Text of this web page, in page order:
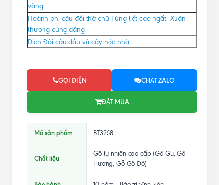
vãng
Hoành phi câu đối thờ chữ Tùng tiết cao ngất- Xuân
thương cùng dâng
Dịch Đôi câu đầu và cây nóc nhà
GỌI ĐIỆN CHAT ZALO
ĐẶT MUA
Mã sản phẩm BT3258
Chất liệu
Gỗ tự nhiên cao cấp (Gỗ Gụ, Gỗ
Hương, Gỗ Gõ Đỏ)